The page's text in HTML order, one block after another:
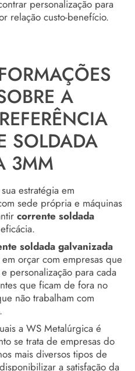
personalização para
relação custo-benefício.
A
SOLDADA
3MM
estratégia em
sede própria e máquinas
corrente soldada
soldada galvanizada
orçar com empresas que
personalização para cada
que ficam de fora no
não trabalham com
a WS Metalúrgica é
se trata de empresas do
mais diversos tipos de
a satisfação da